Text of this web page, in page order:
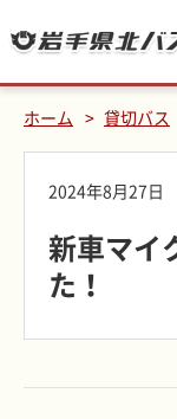
ホーム 貸切バス
2024年8月27日
新車マイ
た！